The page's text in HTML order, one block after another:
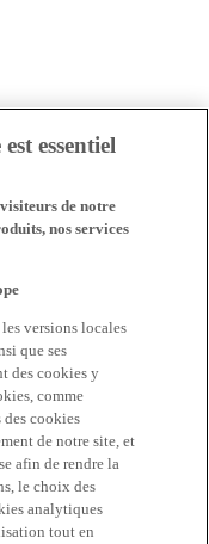
essentiel
de notre
nos services
versions locales
que ses
des cookies y
comme
cookies
de notre site, et
afin de rendre la
le choix des
analytiques
tout en